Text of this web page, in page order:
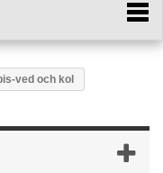
ved och kol